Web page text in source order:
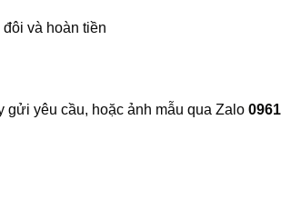
và hoàn tiền
yêu cầu, hoặc ảnh mẫu qua Zalo